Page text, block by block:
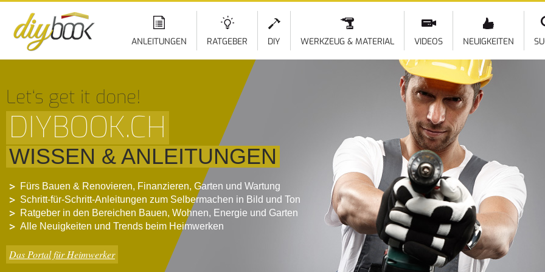
ANLEITUNGEN RATGEBER DIY WERKZEUG & MATERIAL VIDEOS NEUIGKEITEN
Let‘s get it done!
DIYBOOK.CH
WISSEN & ANLEITUNGEN
Fürs Bauen & Renovieren, Finanzieren, Garten und Wartung
Schritt-für-Schritt-Anleitungen zum Selbermachen in Bild und Ton
Ratgeber in den Bereichen Bauen, Wohnen, Energie und Garten
Alle Neuigkeiten und Trends beim Heimwerken
Das Portal für Heimwerker